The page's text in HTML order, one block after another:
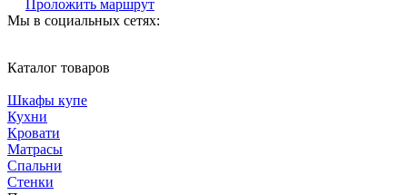
Проложить маршрут
Мы в социальных сетях:
Каталог товаров
Шкафы купе
Кухни
Кровати
Матрасы
Cпальни
Стенки